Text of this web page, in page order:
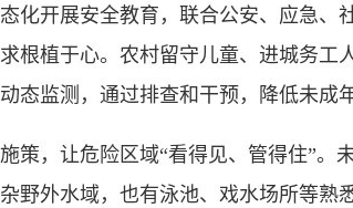
化开展安全教育，联合公安、应急、
根植于心。农村留守儿童、进城务工
态监测，通过排查和干预，降低未成
，让危险区域“看得见、管得住”。
野外水域，也有泳池、戏水场所等熟